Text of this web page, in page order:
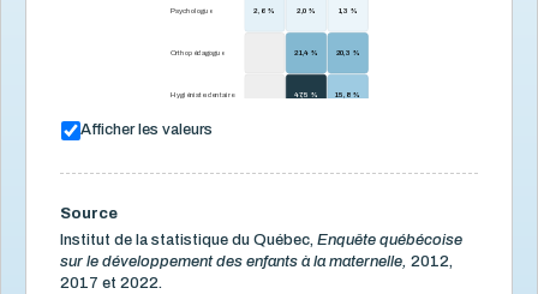
Situation économique
Utilisation des écrans
Violence et maltraitance
2,6 % 2,0 %
21,4 %
47,5 %
1,3 %
20,3 %
15,8 %
Psychologue
Orthopédagogue
Hygiéniste dentaire
Ergothérapeute
Technicienne en
0,0 % 47,5 %
Afficher les valeurs
Source
Institut de la statistique du Québec, Enquête québécoise
sur le développement des enfants à la maternelle, 2012,
2017 et 2022.